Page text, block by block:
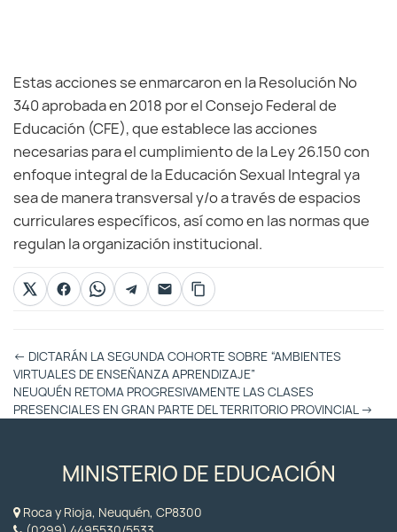
Estas acciones se enmarcaron en la Resolución Nº
340 aprobada en 2018 por el Consejo Federal de
Educación (CFE), que establece las acciones
necesarias para el cumplimiento de la Ley 26.150 con
enfoque integral de la Educación Sexual Integral ya
sea de manera transversal y/o a través de espacios
curriculares específicos, así como en las normas que
regulan la organización institucional.
Otras
Entradas
← DICTARÁN LA SEGUNDA COHORTE SOBRE “AMBIENTES
VIRTUALES DE ENSEÑANZA APRENDIZAJE”
NEUQUÉN RETOMA PROGRESIVAMENTE LAS CLASES
PRESENCIALES EN GRAN PARTE DEL TERRITORIO PROVINCIAL →
MINISTERIO DE EDUCACIÓN
Roca y Rioja, Neuquén, CP8300